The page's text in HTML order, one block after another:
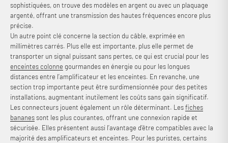
sophistiquées, on trouve des modèles en argent ou avec un plaquage
argenté, offrant une transmission des hautes fréquences encore plus
précise.
Un autre point clé concerne la section du câble, exprimée en
millimètres carrés. Plus elle est importante, plus elle permet de
transporter un signal puissant sans pertes, ce qui est crucial pour les
enceintes colonne gourmandes en énergie ou pour les longues
distances entre l’amplificateur et les enceintes. En revanche, une
section trop importante peut être surdimensionnée pour des petites
installations, augmentant inutilement les coûts sans gain significatif.
Les connecteurs jouent également un rôle déterminant. Lesfiches
bananessont les plus courantes, offrant une connexion rapide et
sécurisée. Elles présentent aussi l’avantage d’être compatibles avec la
majorité des amplificateurs et enceintes. Pour les puristes, certains
Connexion requise
Connectez-vous à votre compte pour ajouter des produits à
votre liste de souhaits et afficher vos articles précédemment
enregistrés.
Se connecter